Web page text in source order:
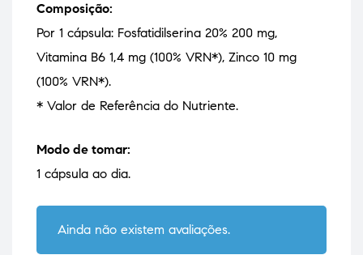
Composição:
Por 1 cápsula: Fosfatidilserina 20% 200 mg,
Vitamina B6 1,4 mg (100% VRN*), Zinco 10 mg
(100% VRN*).
* Valor de Referência do Nutriente.
Modo de tomar:
1 cápsula ao dia.
Ainda não existem avaliações.